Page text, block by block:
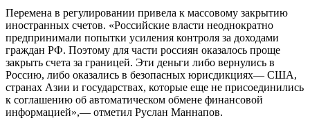
Перемена в регулировании привела к массовому закрытию
иностранных счетов. «Российские власти неоднократно
предпринимали попытки усиления контроля за доходами
граждан РФ. Поэтому для части россиян оказалось проще
закрыть счета за границей. Эти деньги либо вернулись в
Россию, либо оказались в безопасных юрисдикциях— США,
странах Азии и государствах, которые еще не присоединились
к соглашению об автоматическом обмене финансовой
информацией»,— отметил Руслан Маннапов.